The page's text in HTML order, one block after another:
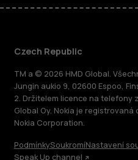
Czech Republic
TM a © 2026 HMD Global.
Jungin aukio 9, 02600 Espoo,
2. Držitelem licence na telefony
Global Oy. Nokia je
Nokia Corporation.
PodmínkySoukromíNastavení
Speak Up channel